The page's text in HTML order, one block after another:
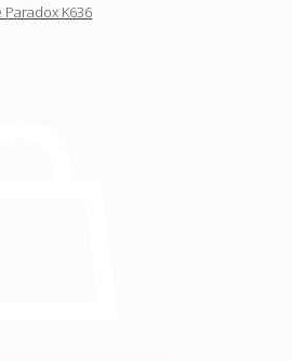
K636